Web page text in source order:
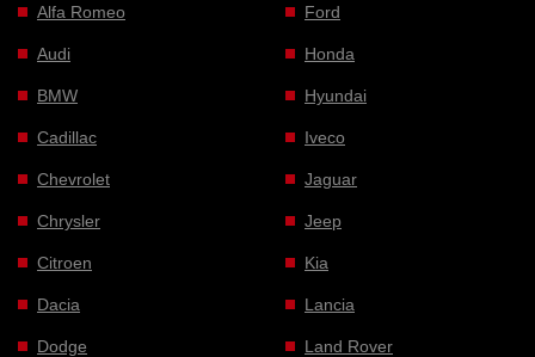
Alfa Romeo
Audi
BMW
Cadillac
Chevrolet
Chrysler
Citroen
Dacia
Dodge
Ford
Honda
Hyundai
Iveco
Jaguar
Jeep
Kia
Lancia
Land Rover